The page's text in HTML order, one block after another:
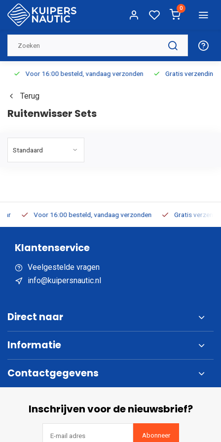
0
Voor 16:00 besteld, vandaag verzonden Gratis verzending
Terug
Ruitenwisser Sets
Voor 16:00 besteld, vandaag verzonden Gratis verzending
Klantenservice
Veelgestelde vragen
info@kuipersnautic.nl
Direct naar
Informatie
Contactgegevens
Inschrijven voor de nieuwsbrief?
Abonneer